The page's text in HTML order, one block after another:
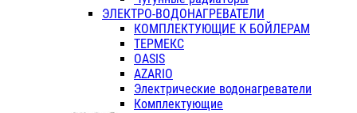
ЭЛЕКТРО-ВОДОНАГРЕВАТЕЛИ
КОМПЛЕКТУЮЩИЕ К БОЙЛЕРАМ
ТЕРМЕКС
OASIS
AZARIO
Электрические водонагреватели
Комплектующие